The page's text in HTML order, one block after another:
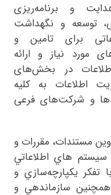
و برنامه‌ریزی
توسعه و نگهداشت
برای تامین و
مورد نیاز و ارائه
در بخش‌های
اطلاعات به کلیه
و شرکت‌های فرعی
مستندات، مقررات و
سيستم هاي اطلاعاتي
يكپارچه‌سازي و
سازماندهي و